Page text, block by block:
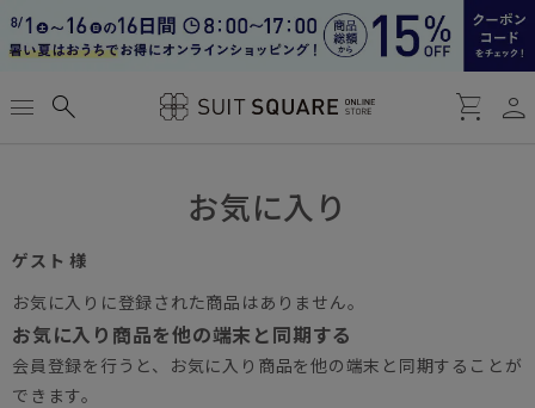
menu search shopping_cart person
お気に入り
ゲスト 様
お気に入りに登録された商品はありません。
お気に入り商品を他の端末と同期する
会員登録を行うと、お気に入り商品を他の端末と同期することが
できます。